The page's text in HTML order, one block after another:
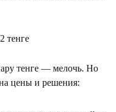
тенге
тенге — мелочь. Но
цены и решения: